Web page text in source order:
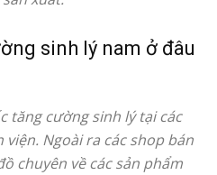
sinh lý nam ở đâu
tăng cường sinh lý tại các
Ngoài ra các shop bán
chuyên về các sản phẩm